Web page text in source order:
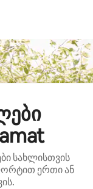
სახლისთვის
ერთი ან